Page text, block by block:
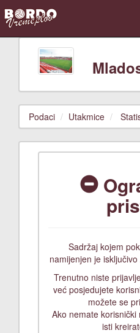
Podaci Utakmice
Sadržaj kojem
namijenjen je isključivo
Trenutno niste
već posjedujete
možete se
Ako nemate
isti